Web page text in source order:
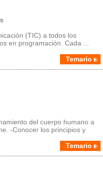
(TIC) a todos los
en programación. Cada ...
Temario
del cuerpo humano a
-Conocer los principios y
Temario